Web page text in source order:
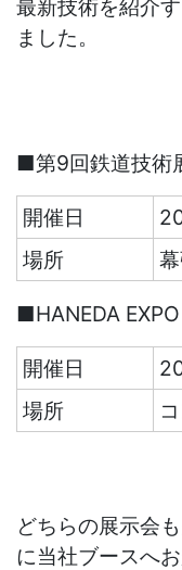
最新技術を紹介す
ました。
■第9回鉄道技術
開催日
場所
■HANEDA
開催日
場所
どちらの展示会
に当社ブースへ